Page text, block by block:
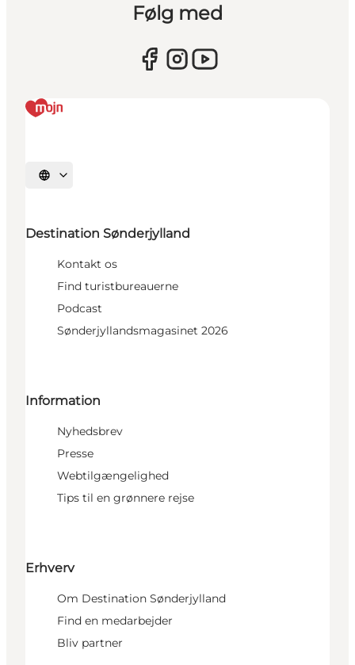
Følg med
Vælg sprog
Destination Sønderjylland
Kontakt os
Find turistbureauerne
Podcast
Sønderjyllandsmagasinet 2026
Information
Nyhedsbrev
Presse
Webtilgængelighed
Tips til en grønnere rejse
Erhverv
Om Destination Sønderjylland
Find en medarbejder
Bliv partner